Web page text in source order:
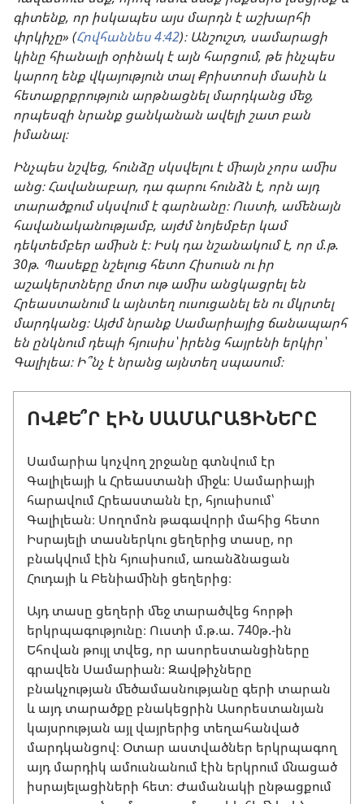
գիտենք, որ իսկապես այս մարդն է աշխարհի
փրկիչը» (Հովհաննես 4։42)։ Անշուշտ, սամարացի
կինը հիանալի օրինակ է այն հարցում, թե ինչպես
կարող ենք վկայություն տալ Քրիստոսի մասին և
հետաքրքրություն արթնացնել մարդկանց մեջ,
որպեսզի նրանք ցանկանան ավելի շատ բան
իմանալ։
Ինչպես նշվեց, հունձը սկսվելու է միայն չորս ամիս
անց։ Հավանաբար, դա գարու հունձն է, որն այդ
տարածքում սկսվում է գարնանը։ Ուստի, ամենայն
հավանականությամբ, այժմ նոյեմբեր կամ
դեկտեմբեր ամիսն է։ Իսկ դա նշանակում է, որ մ.թ.
30թ. Պասեքը նշելուց հետո Հիսուսն ու իր
աշակերտները մոտ ութ ամիս անցկացրել են
Հրեաստանում և այնտեղ ուսուցանել են ու մկրտել
մարդկանց։ Այժմ նրանք Սամարիայից ճանապարհ
են ընկնում դեպի հյուսիս՝ իրենց հայրենի երկիր՝
Գալիլեա։ Ի՞նչ է նրանց այնտեղ սպասում։
ՈՎՔԵ՞Ր ԷԻՆ ՍԱՄԱՐԱՑԻՆԵՐԸ
Սամարիա կոչվող շրջանը գտնվում էր
Գալիլեայի և Հրեաստանի միջև։ Սամարիայի
հարավում Հրեաստանն էր, հյուսիսում՝
Գալիլեան։ Սողոմոն թագավորի մահից հետո
Իսրայելի տասներկու ցեղերից տասը, որ
բնակվում էին հյուսիսում, առանձնացան
Հուդայի և Բենիամինի ցեղերից։
Այդ տասը ցեղերի մեջ տարածվեց հորթի
երկրպագությունը։ Ուստի մ.թ.ա. 740թ.-ին
Եհովան թույլ տվեց, որ ասորեստանցիները
գրավեն Սամարիան։ Զավթիչները
բնակչության մեծամասնությանը գերի տարան
և այդ տարածքը բնակեցրին Ասորեստանյան
կայսրության այլ վայրերից տեղահանված
մարդկանցով։ Օտար աստվածներ երկրպագող
այդ մարդիկ ամուսնանում էին երկրում մնացած
իսրայելացիների հետ։ Ժամանակի ընթացքում